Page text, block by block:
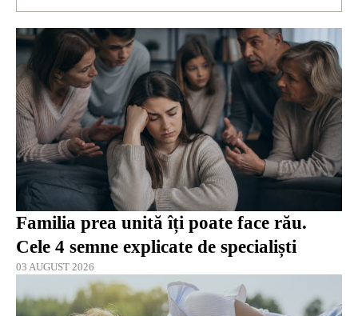
Familia prea unită îți poate face rău.
Cele 4 semne explicate de specialiști
03 AUGUST 2026